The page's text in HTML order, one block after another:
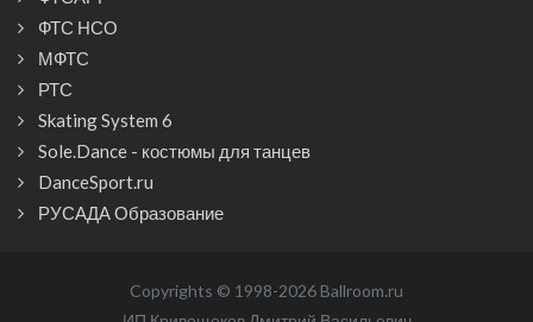
ФТС НСО
МФТС
РТС
Skating System 6
Sole.Dance - костюмы для танцев
DanceSport.ru
РУСАДА Образование
Copyrights © 1998-2026 Ballroom.ru